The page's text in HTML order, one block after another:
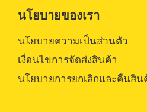
นโยบายของเรา
นโยบายความเป็นส่วนตัว
เงื่อนไขการจัดส่งสินค้า
นโยบายการยกเลิกและคืนสิน